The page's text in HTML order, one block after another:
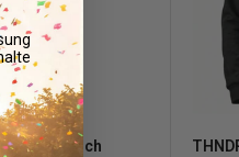
konisch